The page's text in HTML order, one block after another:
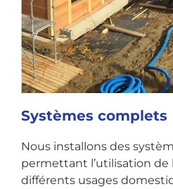
Systèmes complets
Nous installons des
permettant l’utilisation de
différents usages